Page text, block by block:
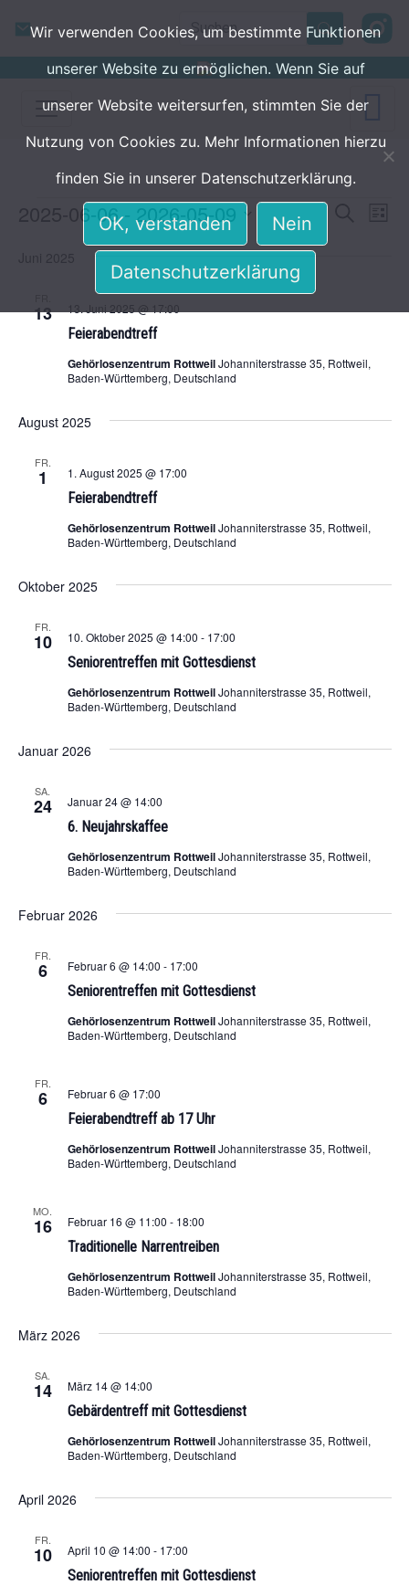
Search
Veranstaltungen Suche
Liste
2025-06-06 - 2026-05-09
wählen.
Juni 2025
13
Feierabendtreff
13. Juni 2025 @ 17:00
Gehörlosenzentrum RottweilJohanniterstrasse 35, Rottweil,
Baden-Württemberg, Deutschland
August 2025
FR.
1
Feierabendtreff
1. August 2025 @ 17:00
Gehörlosenzentrum RottweilJohanniterstrasse 35, Rottweil,
Baden-Württemberg, Deutschland
Oktober 2025
FR.
10
Seniorentreffen mit Gottesdienst
10. Oktober 2025 @ 14:00 - 17:00
Gehörlosenzentrum RottweilJohanniterstrasse 35, Rottweil,
Baden-Württemberg, Deutschland
Januar 2026
SA.
24
6. Neujahrskaffee
Januar 24 @ 14:00
Gehörlosenzentrum RottweilJohanniterstrasse 35, Rottweil,
Baden-Württemberg, Deutschland
Februar 2026
FR.
6
Seniorentreffen mit Gottesdienst
Februar 6 @ 14:00 - 17:00
Gehörlosenzentrum RottweilJohanniterstrasse 35, Rottweil,
Baden-Württemberg, Deutschland
FR.
6
Feierabendtreff ab 17 Uhr
Februar 6 @ 17:00
Gehörlosenzentrum RottweilJohanniterstrasse 35, Rottweil,
Baden-Württemberg, Deutschland
MO.
16
Traditionelle Narrentreiben
Februar 16 @ 11:00 - 18:00
Gehörlosenzentrum RottweilJohanniterstrasse 35, Rottweil,
Baden-Württemberg, Deutschland
März 2026
SA.
14
Gebärdentreff mit Gottesdienst
März 14 @ 14:00
Gehörlosenzentrum RottweilJohanniterstrasse 35, Rottweil,
Baden-Württemberg, Deutschland
April 2026
FR.
10
Seniorentreffen mit Gottesdienst
April 10 @ 14:00 - 17:00
Wir verwenden Cookies, um bestimmte Funktionen
unserer Website zu ermöglichen. Wenn Sie auf
unserer Website weitersurfen, stimmten Sie der
Nutzung von Cookies zu. Mehr Informationen hierzu
finden Sie in unserer Datenschutzerklärung.
OK, verstanden Nein
Datenschutzerklärung